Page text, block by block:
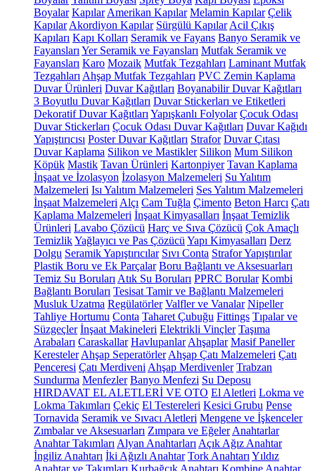
Boyalar Kapılar Amerikan Kapılar Melamin Kapılar Çelik
Kapılar Akordiyon Kapılar Sürgülü Kapılar Acil Çıkış
Kapıları Kapı Kolları Seramik ve Fayans Banyo Seramik ve
Fayansları Yer Seramik ve Fayansları Mutfak Seramik ve
Fayansları Karo Mozaik Mutfak Tezgahları Laminant Mutfak
Tezgahları Ahşap Mutfak Tezgahları PVC Zemin Kaplama
Duvar Ürünleri Duvar Kağıtları Boyanabilir Duvar Kağıtları
3 Boyutlu Duvar Kağıtları Duvar Stickerları ve Etiketleri
Dekoratif Duvar Kağıtları Yapışkanlı Folyolar Çocuk Odası
Duvar Stickerları Çocuk Odası Duvar Kağıtları Duvar Kağıdı
Yapıştırıcısı Poster Duvar Kağıtları Strafor Duvar Çıtası
Duvar Kaplama Silikon ve Mastikler Silikon Mum Silikon
Köpük Mastik Tavan Ürünleri Kartonpiyer Tavan Kaplama
İnşaat ve İzolasyon İzolasyon Malzemeleri Su Yalıtım
Malzemeleri Isı Yalıtım Malzemeleri Ses Yalıtım Malzemeleri
İnşaat Malzemeleri Alçı Cam Tuğla Çimento Beton Harcı Çatı
Kaplama Malzemeleri İnşaat Kimyasalları İnşaat Temizlik
Ürünleri Lavabo Çözücü Harç ve Sıva Çözücü Çok Amaçlı
TemizlikYağlayıcı ve Pas Çözücü Yapı Kimyasalları Derz
Dolgu Seramik Yapıştırıcılar Sıvı Conta Strafor Yapıştırılar
Plastik Boru ve Ek Parçalar Boru Bağlantı ve Aksesuarları
Temiz Su Boruları Atık Su Boruları PPRC Borular Kombi
Bağlantı Boruları Tesisat Tamir ve Bağlantı Malzemeleri
Musluk Uzatma Regülatörler Valfler ve Vanalar Nipeller
Tahliye Hortumu Conta Taharet Çubuğu Fittings Tıpalar ve
Süzgeçler İnşaat Makineleri Elektrikli Vinçler Taşıma
Arabaları Caraskallar Havlupanlar Ahşaplar Masif Paneller
Keresteler Ahşap Seperatörler Ahşap Çatı Malzemeleri Çatı
Penceresi Çatı Merdiveni Ahşap Merdivenler Trabzan
Sundurma Menfezler Banyo Menfezi Su Deposu
HIRDAVAT EL ALETLERİ VE OTO El Aletleri Lokma ve
Lokma Takımları Çekiç El Testereleri Kesici Grubu Pense
Tornavida Seramik ve Sıvacı Aletleri Mengene ve İşkenceler
Zımbalar ve Aksesuarları Zımpara ve Eğeler Anahtarlar
Anahtar Takımları Alyan Anahtarları Açık Ağız Anahtar
İngiliz Anahtarı İki Ağızlı Anahtar Tork Anahtarı Yıldız
Anahtar ve Takımları Kurbağcık Anahtarı Kombine Anahtar